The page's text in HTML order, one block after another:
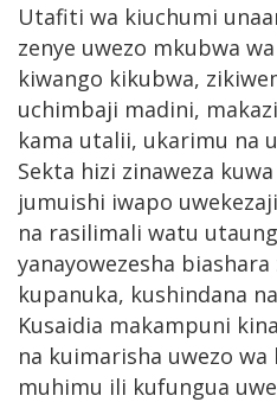
Utafiti wa kiuchumi
zenye uwezo mkubwa
kiwango kikubwa,
uchimbaji madini,
kama utalii, ukarimu na
Sekta hizi zinaweza
jumuishi iwapo
na rasilimali watu
yanayowezesha
kupanuka, kushindana
Kusaidia makampuni
na kuimarisha uwezo
muhimu ili kufungua